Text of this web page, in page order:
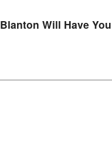
Will Have You